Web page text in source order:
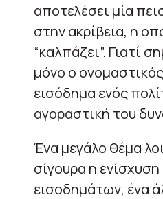
αποτελέσει μία
στην ακρίβεια, η
“καλπάζει”. Γιατί
μόνο ο
εισόδημα ενός
αγοραστική του
Ένα μεγάλο θέμα
σίγουρα η
εισοδημάτων, ένα